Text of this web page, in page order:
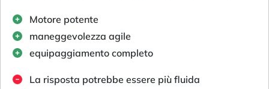
Motore potente
maneggevolezza agile
equipaggiamento completo
La risposta potrebbe essere più fluida